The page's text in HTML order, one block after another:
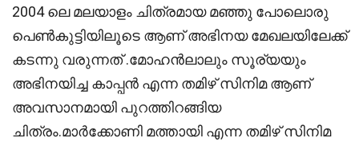
2004 ലെ മലയാളം ചിത്രമായ മഞ്ഞു പോലൊരു
പെൺകുട്ടിയിലൂടെ ആണ് അഭിനയ മേഖലയിലേക്ക്
കടന്നു വരുന്നത് .മോഹൻലാലും സൂര്യയും
അഭിനയിച്ച കാപ്പൻ എന്ന തമിഴ് സിനിമ ആണ്
അവസാനമായി പുറത്തിറങ്ങിയ
ചിത്രം.മാർക്കോണി മത്തായി എന്ന തമിഴ് സിനിമ